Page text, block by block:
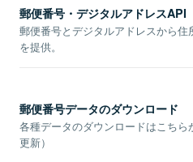
郵便番号・デジタルアドレスAPI
郵便番号とデジタルアドレスから
を提供。
郵便番号データのダウンロード
各種データのダウンロードはこちら
更新）